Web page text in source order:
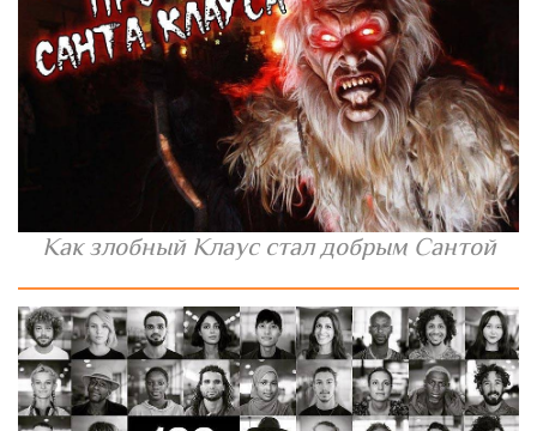
Как злобный Клаус стал добрым Сантой